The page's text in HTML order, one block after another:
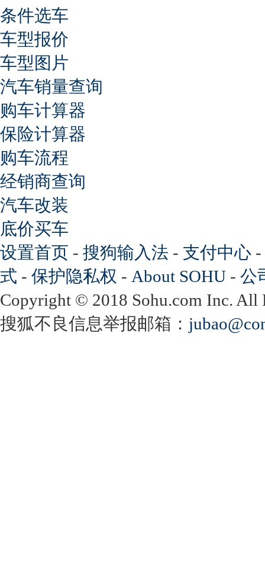
条件选车
车型报价
车型图片
汽车销量查询
购车计算器
保险计算器
购车流程
经销商查询
汽车改装
底价买车
设置首页 - 搜狗输入法 - 支付中心 -
式 - 保护隐私权 - About SOHU - 公
Copyright © 2018 Sohu.com Inc.
搜狐不良信息举报邮箱：